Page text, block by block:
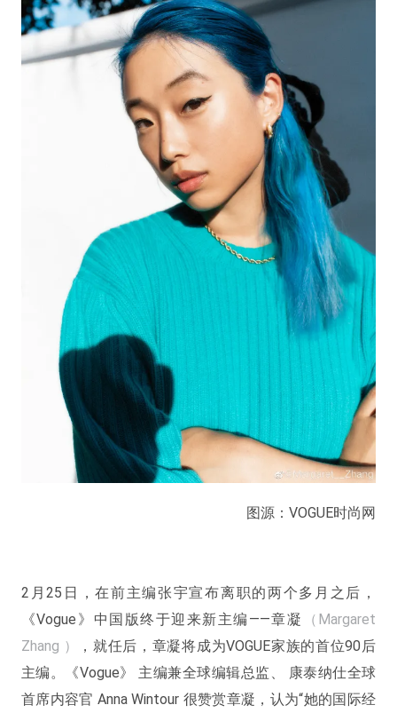
图源：VOGUE时尚网
2月25日，在前主编张宇宣布离职的两个多月之后，
《Vogue》中国版终于迎来新主编——章凝
（Margaret
Zhang ）
，就任后，章凝将成为VOGUE家族的首位90后
主编。《Vogue》 主编兼全球编辑总监、 康泰纳仕全球
首席内容官 Anna Wintour 很赞赏章凝，认为“她的国际经